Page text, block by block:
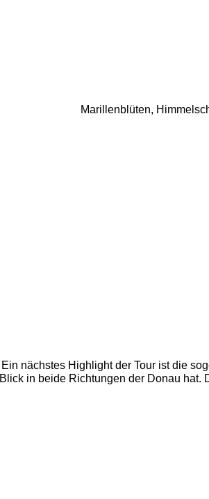
Ein nächstes Highlight der Tour ist die
Blick in beide Richtungen der Donau hat.
Marillenblüten,